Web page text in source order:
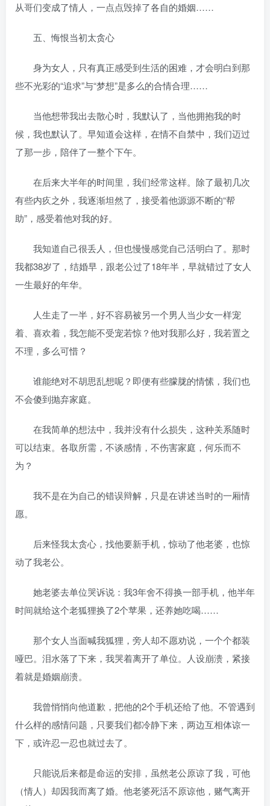
从哥们变成了情人，一点点毁掉了各自的婚姻……
五、悔恨当初太贪心
身为女人，只有真正感受到生活的困难，才会明白到那
些不光彩的“追求”与“梦想”是多么的合情合理……
当他想带我出去散心时，我默认了，当他拥抱我的时
候，我也默认了。早知道会这样，在情不自禁中，我们迈过
了那一步，陪伴了一整个下午。
在后来大半年的时间里，我们经常这样。除了最初几次
有些内疚之外，我逐渐坦然了，接受着他源源不断的“帮
助”，感受着他对我的好。
我知道自己很丢人，但也慢慢感觉自己活明白了。那时
我都38岁了，结婚早，跟老公过了18年半，早就错过了女人
一生最好的年华。
人生走了一半，好不容易被另一个男人当少女一样宠
着、喜欢着，我怎能不受宠若惊？他对我那么好，我若置之
不理，多么可惜？
谁能绝对不胡思乱想呢？即便有些朦胧的情愫，我们也
不会傻到抛弃家庭。
在我简单的想法中，我并没有什么损失，这种关系随时
可以结束。各取所需，不谈感情，不伤害家庭，何乐而不
为？
我不是在为自己的错误辩解，只是在讲述当时的一厢情
愿。
后来怪我太贪心，找他要新手机，惊动了他老婆，也惊
动了我老公。
她老婆去单位哭诉说：我3年舍不得换一部手机，他半年
时间就给这个老狐狸换了2个苹果，还养她吃喝……
那个女人当面喊我狐狸，旁人却不愿劝说，一个个都装
哑巴。泪水落了下来，我哭着离开了单位。人设崩溃，紧接
着就是婚姻崩溃。
我曾悄悄向他道歉，把他的2个手机还给了他。不管遇到
什么样的感情问题，只要我们都冷静下来，两边互相体谅一
下，或许忍一忍也就过去了。
只能说后来都是命运的安排，虽然老公原谅了我，可他
（情人）却因我而离了婚。他老婆死活不原谅他，赌气离开